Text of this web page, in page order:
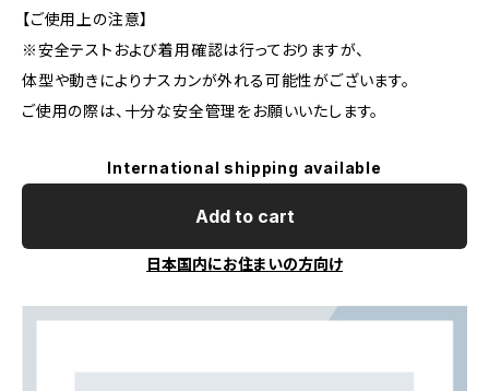
【ご使用上の注意】
※安全テストおよび着用確認は行っておりますが、
体型や動きによりナスカンが外れる可能性がございます。
ご使用の際は、十分な安全管理をお願いいたします。
International shipping available
Add to cart
日本国内にお住まいの方向け